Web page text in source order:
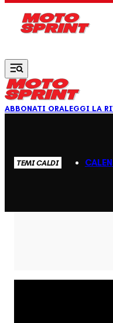
ABBONATI ORALEGGI LA
TEMI CALDI